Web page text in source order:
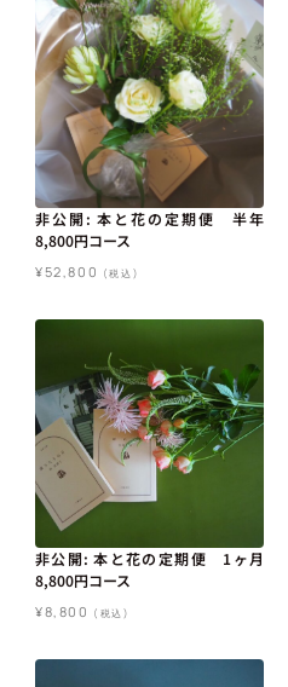
非公開: 本と花の定期便 半年
8,800円コース
¥52,800 (税込)
非公開: 本と花の定期便 1ヶ月
8,800円コース
¥8,800 (税込)